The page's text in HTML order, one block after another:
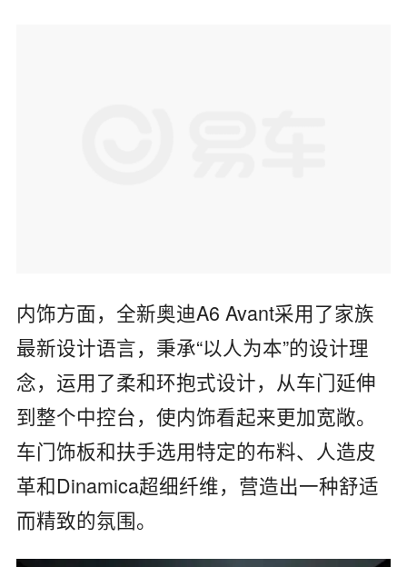
内饰方面，全新奥迪A6 Avant采用了家族
最新设计语言，秉承“以人为本”的设计理
念，运用了柔和环抱式设计，从车门延伸
到整个中控台，使内饰看起来更加宽敞。
车门饰板和扶手选用特定的布料、人造皮
革和Dinamica超细纤维，营造出一种舒适
而精致的氛围。